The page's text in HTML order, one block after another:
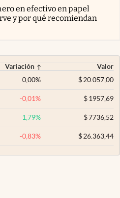
en efectivo en papel
y por qué recomiendan
Variación
Valor
0,00% $20.057,00
-0,01% $1957,69
1,79% $7736,52
-0,83% $26.363,44